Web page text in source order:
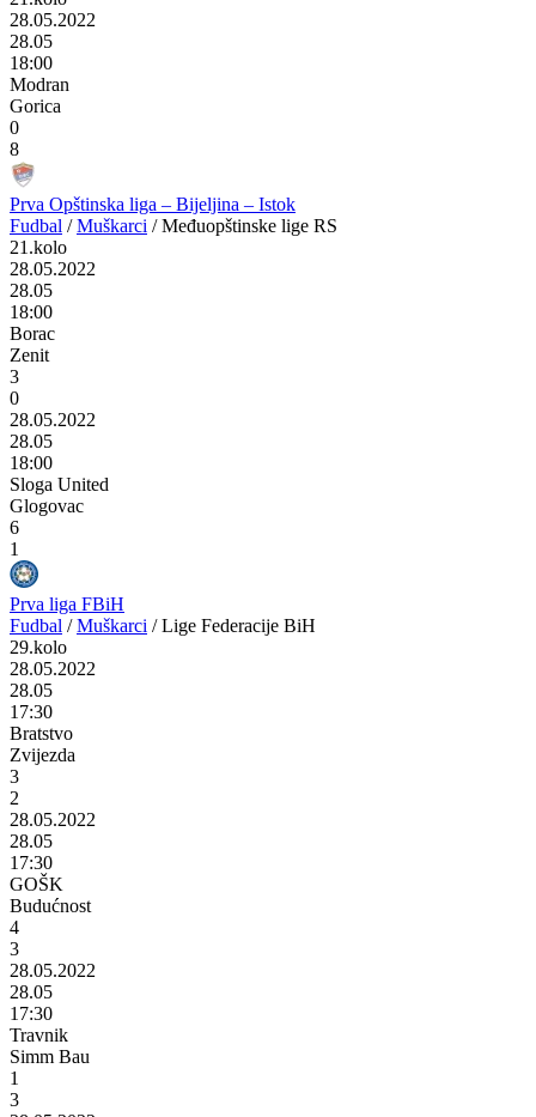
28.05.2022
28.05
18:00
Modran
Gorica
0
8
Prva Opštinska liga – Bijeljina – Istok
Fudbal / Muškarci / Međuopštinske lige RS
21.kolo
28.05.2022
28.05
18:00
Borac
Zenit
3
0
28.05.2022
28.05
18:00
Sloga United
Glogovac
6
1
Prva liga FBiH
Fudbal / Muškarci / Lige Federacije BiH
29.kolo
28.05.2022
28.05
17:30
Bratstvo
Zvijezda
3
2
28.05.2022
28.05
17:30
GOŠK
Budućnost
4
3
28.05.2022
28.05
17:30
Travnik
Simm Bau
1
3